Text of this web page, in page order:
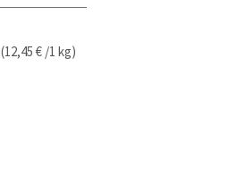
(12,45 € /1 kg)